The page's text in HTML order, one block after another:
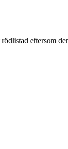
eftersom